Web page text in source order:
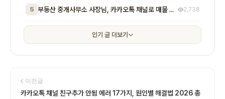
5 부동산 중개사무소 사장님, 카카오톡 채널로 매물 문의 응대 시간 절반 줄이고 계약 전환율 높이는 실전 방법 5가지 2,738
인기 글 더보기
이전글
카카오톡 채널 친구추가 안됨 에러 17가지, 원인별 해결법 2026 총